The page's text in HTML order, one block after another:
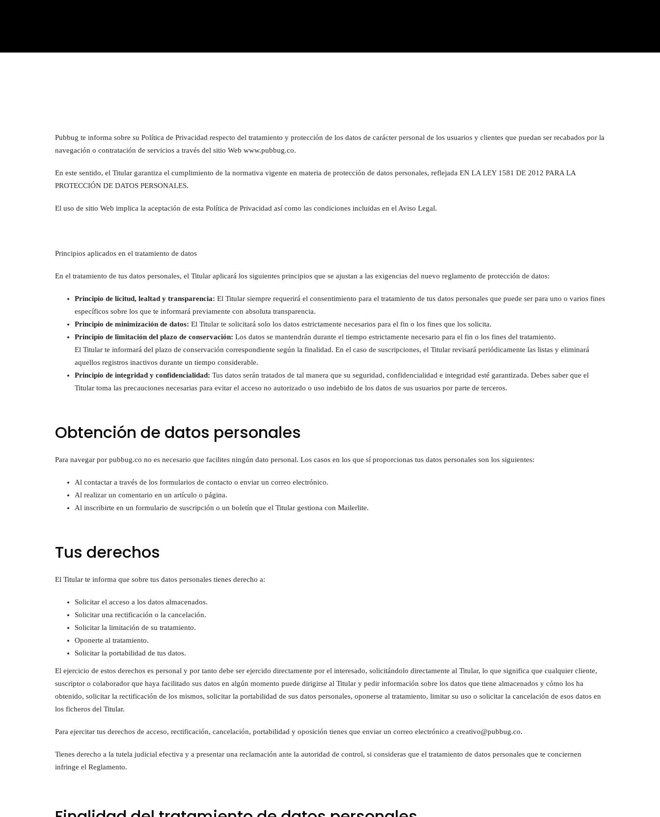
Pubbug te informa sobre su Política de Privacidad respecto del tratamiento y protección de los datos de carácter personal de los usuarios y clientes que puedan ser recabados por la
navegación o contratación de servicios a través del sitio Web www.pubbug.co.
En este sentido, el Titular garantiza el cumplimiento de la normativa vigente en materia de protección de datos personales, reflejada EN LA LEY 1581 DE 2012 PARA LA
PROTECCIÓN DE DATOS PERSONALES.
El uso de sitio Web implica la aceptación de esta Política de Privacidad así como las condiciones incluidas en el Aviso Legal.
Principios aplicados en el tratamiento de datos
En el tratamiento de tus datos personales, el Titular aplicará los siguientes principios que se ajustan a las exigencias del nuevo reglamento de protección de datos:
Principio de licitud, lealtad y transparencia: El Titular siempre requerirá el consentimiento para el tratamiento de tus datos personales que puede ser para uno o varios fines
específicos sobre los que te informará previamente con absoluta transparencia.
Principio de minimización de datos: El Titular te solicitará solo los datos estrictamente necesarios para el fin o los fines que los solicita.
Principio de limitación del plazo de conservación: Los datos se mantendrán durante el tiempo estrictamente necesario para el fin o los fines del tratamiento.
El Titular te informará del plazo de conservación correspondiente según la finalidad. En el caso de suscripciones, el Titular revisará periódicamente las listas y eliminará
aquellos registros inactivos durante un tiempo considerable.
Principio de integridad y confidencialidad: Tus datos serán tratados de tal manera que su seguridad, confidencialidad e integridad esté garantizada. Debes saber que el
Titular toma las precauciones necesarias para evitar el acceso no autorizado o uso indebido de los datos de sus usuarios por parte de terceros.
Obtención de datos personales
Para navegar por pubbug.co no es necesario que facilites ningún dato personal. Los casos en los que sí proporcionas tus datos personales son los siguientes:
Al contactar a través de los formularios de contacto o enviar un correo electrónico.
Al realizar un comentario en un artículo o página.
Al inscribirte en un formulario de suscripción o un boletín que el Titular gestiona con Mailerlite.
Tus derechos
El Titular te informa que sobre tus datos personales tienes derecho a:
Solicitar el acceso a los datos almacenados.
Solicitar una rectificación o la cancelación.
Solicitar la limitación de su tratamiento.
Oponerte al tratamiento.
Solicitar la portabilidad de tus datos.
El ejercicio de estos derechos es personal y por tanto debe ser ejercido directamente por el interesado, solicitándolo directamente al Titular, lo que significa que cualquier cliente,
suscriptor o colaborador que haya facilitado sus datos en algún momento puede dirigirse al Titular y pedir información sobre los datos que tiene almacenados y cómo los ha
obtenido, solicitar la rectificación de los mismos, solicitar la portabilidad de sus datos personales, oponerse al tratamiento, limitar su uso o solicitar la cancelación de esos datos en
los ficheros del Titular.
Para ejercitar tus derechos de acceso, rectificación, cancelación, portabilidad y oposición tienes que enviar un correo electrónico a creativo@pubbug.co.
Tienes derecho a la tutela judicial efectiva y a presentar una reclamación ante la autoridad de control, si consideras que el tratamiento de datos personales que te conciernen
infringe el Reglamento.